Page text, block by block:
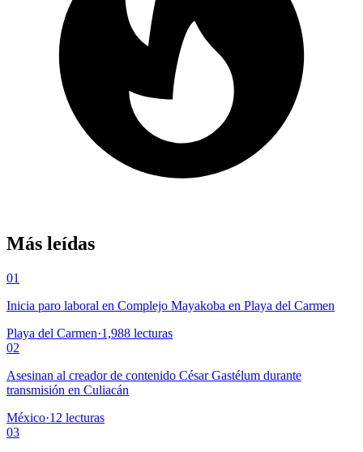
Más leídas
01
Inicia paro laboral en Complejo Mayakoba en Playa del Carmen
Playa del Carmen·1,988 lecturas
02
Asesinan al creador de contenido César Gastélum durante
transmisión en Culiacán
México·12 lecturas
03